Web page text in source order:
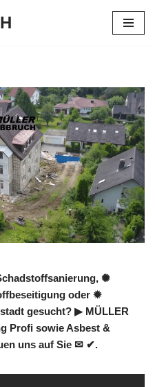
✺
oder ✹
gesucht? ▶︎ MÜLLER
Profi sowie Asbest &
uns auf Sie ✉ ✔.